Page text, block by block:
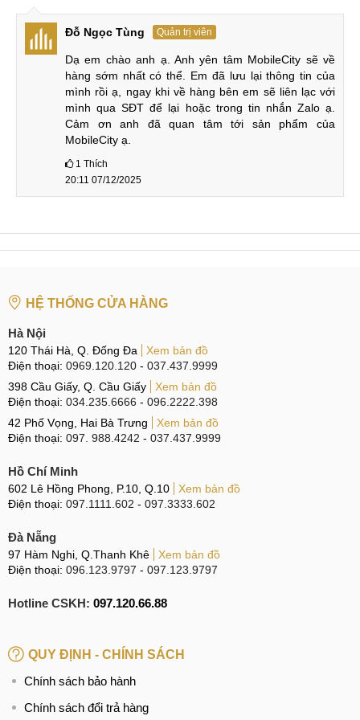
UFS 3.1 là một công nghệ bộ nhớ flash tốc độ cao, được sử
dụng trong các thiết bị di động thế hệ mới nhất. Nó cung cấp
tốc độ đọc/ghi siêu nhanh, giúp tối ưu hóa hiệu suất và giảm
thiểu thời gian chờ đợi. Tốc độ đọc lên đến 1700MB/s và tốc
độ ghi lên đến 1200MB/s, giúp giảm thiểu thời gian tải ứng
Hiện tại bạn có thể lựa chọn một trong các phiên bản
của Redmi, hãy cùng MobileCity tìm hiểu kỹ hơn về thiết bị
này nhé!
Thiết kế
Xiaomi Note 12T Pro sở hữu thiết kế giống với thế hệ tiền
nhiệm. Máy có thiết lập ba camera được sắp xếp theo kiểu
tam giác. Máy thuộc phân khúc tầm trung nên có khung viền
phải. Logo "Redmi" được đặt đối diện với cụm camera giúp
tăng tính nhận diện thương hiệu.
Mặt sau có thiết kế đơn giản và sạch sẽ với lớp sơn bóng,
mang lại cảm giác cao cấp. Tuy nhiên phần lồi camera khá
phẳng. Mặt trước có camera đục lỗ và màn hình IPS LCD
cao so với tổng thể toàn thân máy.
Nhìn chung, tổng thể thiết kế của chiếc điện thoại có thiên
Đỗ Ngọc Tùng Quản trị viên
Dạ em chào anh ạ. Anh yên tâm MobileCity sẽ về
hàng sớm nhất có thể. Em đã lưu lại thông tin của
mình rồi ạ, ngay khi về hàng bên em sẽ liên lạc với
mình qua SĐT để lại hoặc trong tin nhắn Zalo ạ.
Cảm ơn anh đã quan tâm tới sản phẩm của
MobileCity ạ.
1 Thích
20:11 07/12/2025
HỆ THỐNG CỬA HÀNG
Hà Nội
120 Thái Hà, Q. Đống Đa
Xem bản đồ
Điện thoại: 0969.120.120 - 037.437.9999
398 Cầu Giấy, Q. Cầu Giấy
Xem bản đồ
Điện thoại: 034.235.6666 - 096.2222.398
42 Phố Vọng, Hai Bà Trưng
Xem bản đồ
Điện thoại: 097. 988.4242 - 037.437.9999
Hồ Chí Minh
602 Lê Hồng Phong, P.10, Q.10
Xem bản đồ
Điện thoại: 097.1111.602 - 097.3333.602
Đà Nẵng
97 Hàm Nghi, Q.Thanh Khê
Xem bản đồ
Điện thoại: 096.123.9797 - 097.123.9797
Hotline CSKH: 097.120.66.88
QUY ĐỊNH - CHÍNH SÁCH
Chính sách bảo hành
Chính sách đổi trả hàng